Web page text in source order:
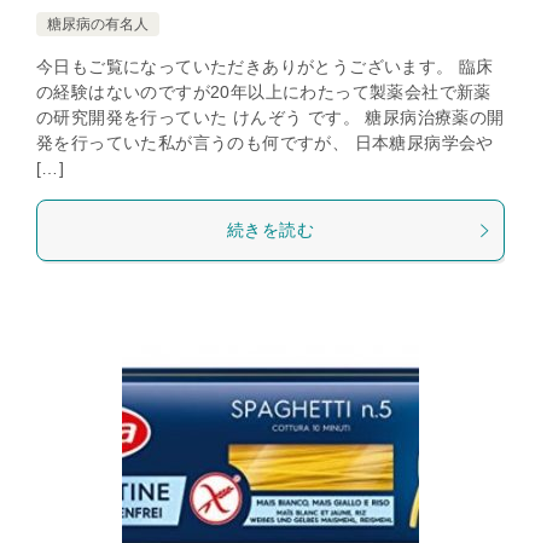
糖尿病の有名人
今日もご覧になっていただきありがとうございます。 臨床
の経験はないのですが20年以上にわたって製薬会社で新薬
の研究開発を行っていた けんぞう です。 糖尿病治療薬の開
発を行っていた私が言うのも何ですが、 日本糖尿病学会や
[…]
続きを読む